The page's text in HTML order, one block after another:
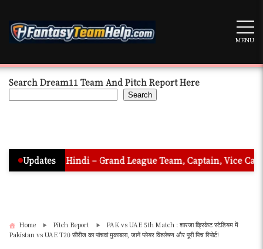
content
MENU
Search Dream11 Team And Pitch Report Here
Search
Updates
In Hindi – Grand League Team, Captain, Vice Captain &
Home Pitch Report
PAK vs UAE 5th Match : शारजा क्रिकेट स्टेडियम में
Pakistan vs UAE T20 सीरीज का पांचवां मुकाबला, जानें प्लेयर विश्लेषण और पूरी पिच रिपोर्ट!